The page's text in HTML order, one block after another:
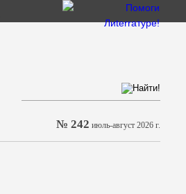
№ 242 июль-август 2026 г.